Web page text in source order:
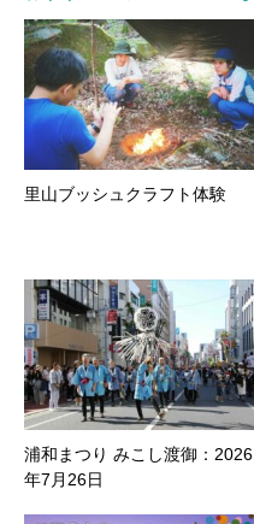
里山ブッシュクラフト体験
浦和まつり みこし渡御：2026
年7月26日